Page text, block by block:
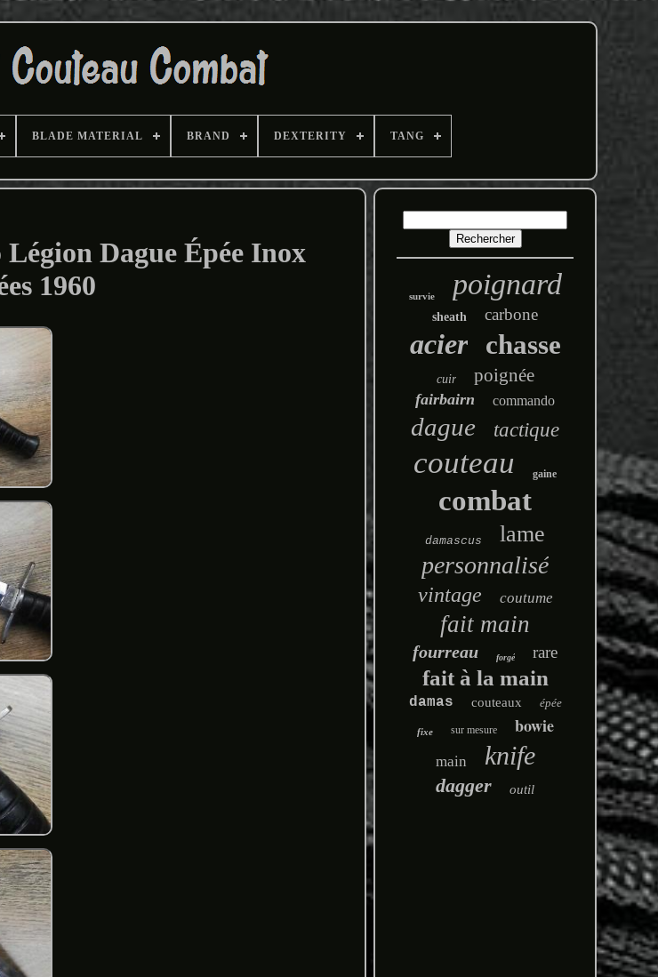
BLADE MATERIAL BRAND DEXTERITY TANG
Dague Épée Inox
1960
survie poignard
sheath carbone
acier chasse
cuir poignée
fairbairn commando
dague tactique
couteau gaine
combat
damascus lame
personnalisé
vintage coutume
fait main
fourreau forgé rare
fait à la main
damas couteaux épée
fixe sur mesure bowie
main knife
dagger outil